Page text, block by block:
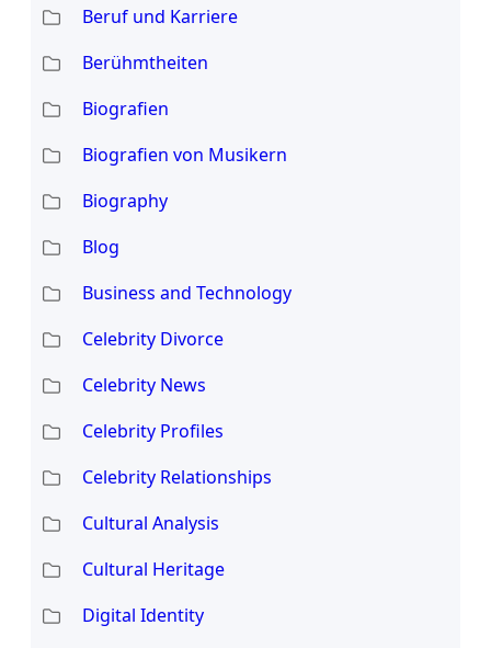
Beruf und Karriere
Berühmtheiten
Biografien
Biografien von Musikern
Biography
Blog
Business and Technology
Celebrity Divorce
Celebrity News
Celebrity Profiles
Celebrity Relationships
Cultural Analysis
Cultural Heritage
Digital Identity